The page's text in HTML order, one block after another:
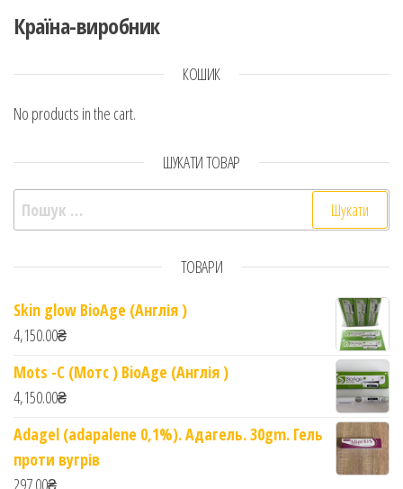
Країна-виробник
КОШИК
No products in the cart.
ШУКАТИ ТОВАР
Пошук:
ТОВАРИ
Skin glow BioAge (Англія )
4,150.00₴
Mots -C (Мотс ) BioAge (Англія )
4,150.00₴
Adagel (adapalene 0,1%). Адагель. 30gm. Гель
проти вугрів
297.00₴